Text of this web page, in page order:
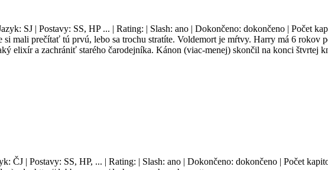
SJ | Postavy: SS, HP ... | Rating: | Slash: ano | Dokončeno: dokončeno | Počet
mali prečítať tú prvú, lebo sa trochu stratíte. Voldemort je mŕtvy. Harry má 6 rokov
elixír a zachrániť starého čarodejníka. Kánon (viac-menej) skončil na konci štvrtej
ČJ | Postavy: SS, HP, ... | Rating: | Slash: ano | Dokončeno: dokončeno | Počet